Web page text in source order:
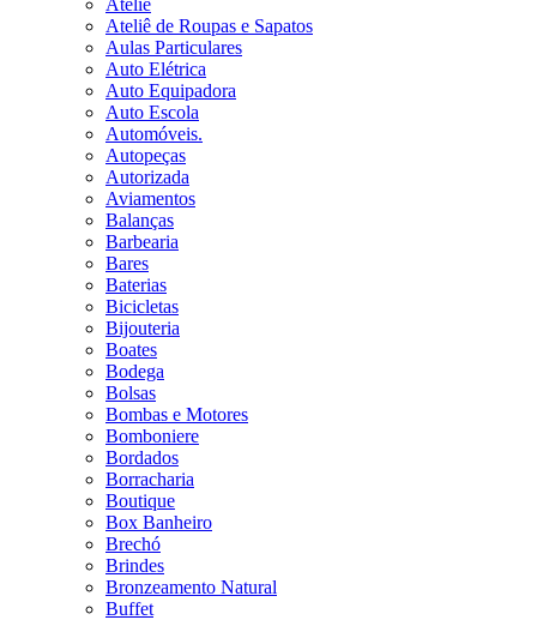
Ateliê
Ateliê de Roupas e Sapatos
Aulas Particulares
Auto Elétrica
Auto Equipadora
Auto Escola
Automóveis.
Autopeças
Autorizada
Aviamentos
Balanças
Barbearia
Bares
Baterias
Bicicletas
Bijouteria
Boates
Bodega
Bolsas
Bombas e Motores
Bomboniere
Bordados
Borracharia
Boutique
Box Banheiro
Brechó
Brindes
Bronzeamento Natural
Buffet